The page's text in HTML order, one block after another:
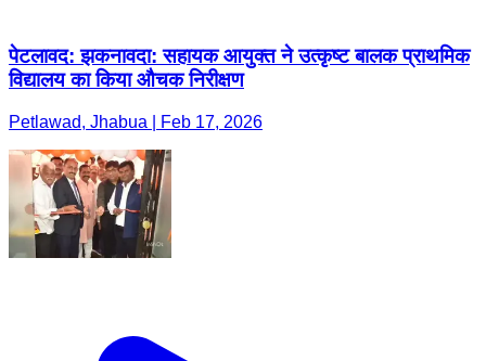
पेटलावद: झकनावदा: सहायक आयुक्त ने उत्कृष्ट बालक प्राथमिक
विद्यालय का किया औचक निरीक्षण
Petlawad, Jhabua | Feb 17, 2026